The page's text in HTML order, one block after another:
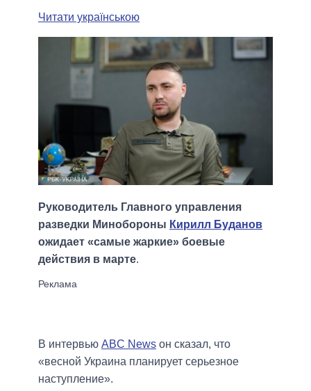
Читати українською
Руководитель Главного управления
разведки Минобороны Кирилл Буданов
ожидает «самые жаркие» боевые
действия в марте.
В интервью ABC News он сказал, что
«весной Украина планирует серьезное
наступление».